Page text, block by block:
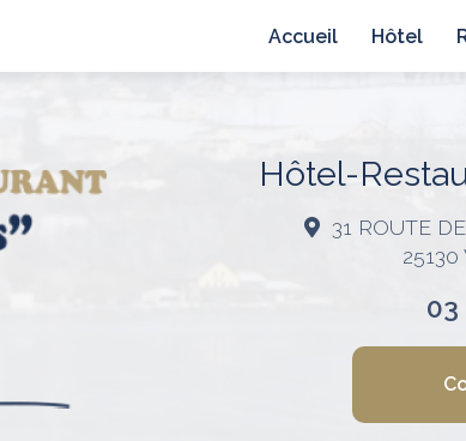
Accueil
Hôtel
Hôtel-
31 ROUTE
03